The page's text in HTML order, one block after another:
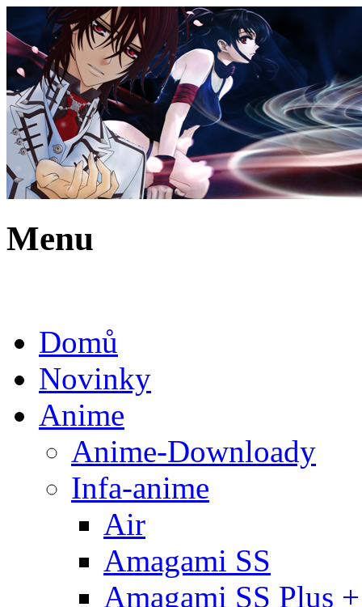
Menu
Domů
Novinky
Anime
Anime-Downloady
Infa-anime
Air
Amagami SS
Amagami SS Plus +